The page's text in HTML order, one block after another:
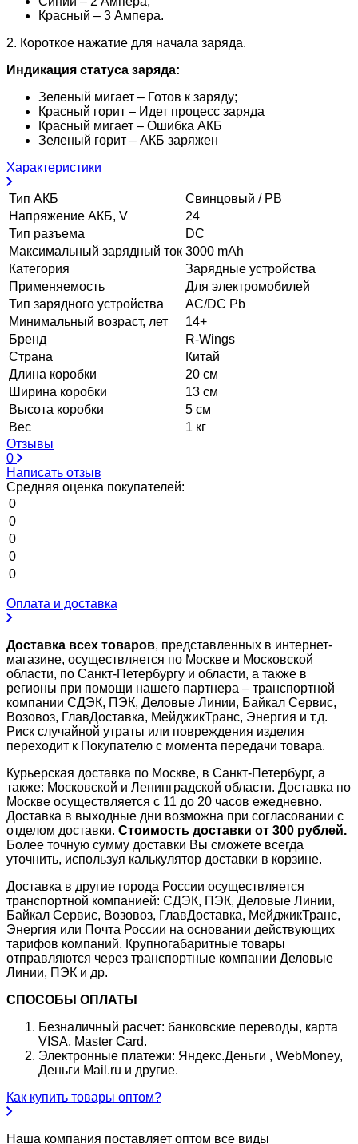
Красный – 3 Ампера.
2. Короткое нажатие для начала заряда.
Индикация статуса заряда:
Зеленый мигает – Готов к заряду;
Красный горит – Идет процесс заряда
Красный мигает – Ошибка АКБ
Зеленый горит – АКБ заряжен
Характеристики
Тип АКБ
Свинцовый / PB
Напряжение АКБ, V
24
Тип разъема
DC
Максимальный зарядный ток 3000 mAh
Категория
Зарядные устройства
Применяемость
Для электромобилей
Тип зарядного устройства
AC/DC Pb
Минимальный возраст, лет
14+
Бренд
R-Wings
Страна
Китай
Длина коробки
20 см
Ширина коробки
13 см
Высота коробки
5 см
Вес
1 кг
Отзывы
0
Написать отзыв
Средняя оценка покупателей:
0
0
0
0
0
Оплата и доставка
Доставка всех товаров, представленных в интернет-
магазине, осуществляется по Москве и Московской
области, по Санкт-Петербургу и области, а также в
регионы при помощи нашего партнера – транспортной
компании СДЭК, ПЭК, Деловые Линии, Байкал Сервис,
Возовоз, ГлавДоставка, МейджикТранс, Энергия и т.д.
Риск случайной утраты или повреждения изделия
переходит к Покупателю с момента передачи товара.
Курьерская доставка по Москве, в Санкт-Петербург, а
также: Московской и Ленинградской области. Доставка по
Москве осуществляется с 11 до 20 часов ежедневно.
Доставка в выходные дни возможна при согласовании с
отделом доставки. Стоимость доставки от 300 рублей.
Более точную сумму доставки Вы сможете всегда
уточнить, используя калькулятор доставки в корзине.
Доставка в другие города России осуществляется
транспортной компанией: СДЭК, ПЭК, Деловые Линии,
Байкал Сервис, Возовоз, ГлавДоставка, МейджикТранс,
Энергия или Почта России на основании действующих
тарифов компаний. Крупногабаритные товары
отправляются через транспортные компании Деловые
Линии, ПЭК и др.
СПОСОБЫ ОПЛАТЫ
Безналичный расчет: банковские переводы, карта
VISA, Master Card.
Электронные платежи: Яндекс.Деньги , WebMoney,
Деньги Mail.ru и другие.
Как купить товары оптом?
Наша компания поставляет оптом все виды